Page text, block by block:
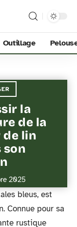
Outillage
la
de la
lin
son
2025
bleus, est
Connue pour sa
rustique